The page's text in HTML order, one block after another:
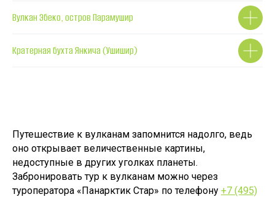
Вулкан Эбеко, остров Парамушир
Кратерная бухта Янкича (Ушишир)
Путешествие к вулканам запомнится надолго, ведь
оно открывает величественные картины,
недоступные в других уголках планеты.
Забронировать тур к вулканам можно через
туроператора «Панарктик Стар» по телефону +7 (495)